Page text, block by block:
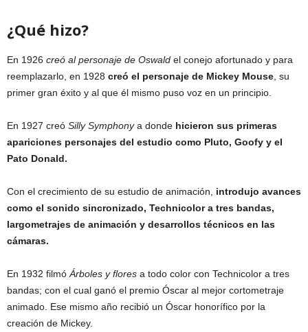
¿Qué hizo?
En 1926 creó al personaje de Oswald el conejo afortunado y para
reemplazarlo, en 1928 creó el personaje de Mickey Mouse , su
primer gran éxito y al que él mismo puso voz en un principio.
En 1927 creó Silly Symphonya donde hicieron sus primeras
apariciones personajes del estudio como Pluto, Goofy y el
Pato Donald.
Con el crecimiento de su estudio de animación, introdujo avances
como el sonido sincronizado, Technicolor a tres bandas,
largometrajes de animación y desarrollos técnicos en las
cámaras.
En 1932 filmó Árboles y flores a todo color con Technicolor a tres
bandas; con el cual ganó el premio Óscar al mejor cortometraje
animado. Ese mismo año recibió un Óscar honorífico por la
creación de Mickey.